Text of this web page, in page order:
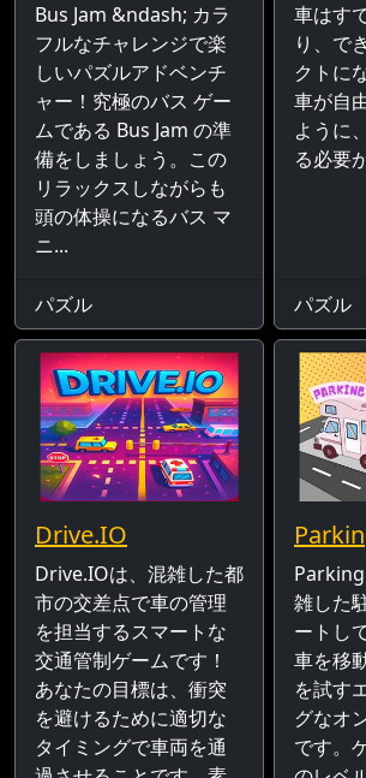
Bus Jam &ndash; カラ
フルなチャレンジで楽
しいパズルアドベンチ
ャー！究極のバス ゲー
ムである Bus Jam の準
備をしましょう。この
リラックスしながらも
頭の体操になるバス マ
ニ...
パズル
車はす
り、で
クトに
車が自
ように
る必要
パズル
Drive.IO
Drive.IOは、混雑した都
市の交差点で車の管理
を担当するスマートな
交通管制ゲームです！
あなたの目標は、衝突
を避けるために適切な
タイミングで車両を通
雑した
ートし
車を移
を試す
グなオ
です。